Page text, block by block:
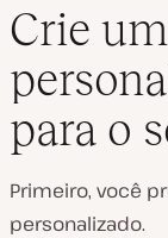
Crie
para o
Primeiro, você
personalizado.